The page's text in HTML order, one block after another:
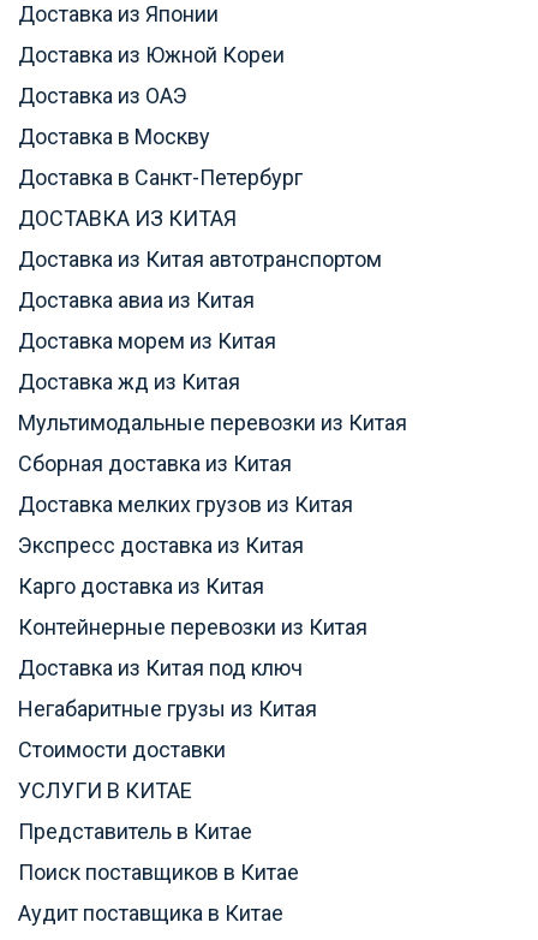
Доставка из Японии
Доставка из Южной Кореи
Доставка из ОАЭ
Доставка в Москву
Доставка в Санкт-Петербург
ДОСТАВКА ИЗ КИТАЯ
Доставка из Китая автотранспортом
Доставка авиа из Китая
Доставка морем из Китая
Доставка жд из Китая
Мультимодальные перевозки из Китая
Сборная доставка из Китая
Доставка мелких грузов из Китая
Экспресс доставка из Китая
Карго доставка из Китая
Контейнерные перевозки из Китая
Доставка из Китая под ключ
Негабаритные грузы из Китая
Стоимости доставки
УСЛУГИ В КИТАЕ
Представитель в Китае
Поиск поставщиков в Китае
Аудит поставщика в Китае